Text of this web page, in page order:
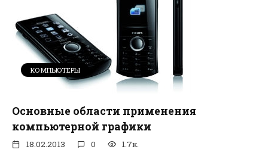
КОМПЬЮТЕРЫ
Основные области применения
компьютерной графики
18.02.2013 0 1.7к.